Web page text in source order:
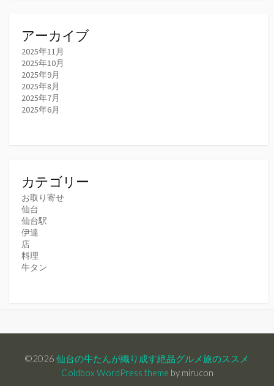
アーカイブ
2025年11月
2025年10月
2025年9月
2025年8月
2025年7月
2025年6月
カテゴリー
お取り寄せ
仙台
仙台駅
伊達
店
料理
牛タン
©2026 仙台の牛たんが織り成す絶品グルメ旅のススメ
Coldbox WordPress theme by mirucon